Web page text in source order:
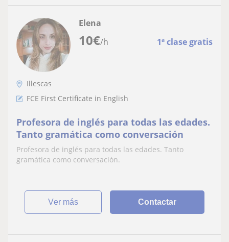
10€/h 1ª clase gratis
Elena
Illescas
FCE First Certificate in English
Profesora de inglés para todas las edades.
Tanto gramática como conversación
Profesora de inglés para todas las edades. Tanto
gramática como conversación.
ver más Contactar